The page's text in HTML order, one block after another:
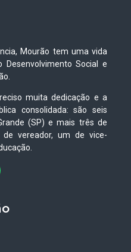
Mourão tem uma vida
Social e
muita dedicação e a
consolidada: são seis
(SP) e mais três de
vereador, um de vice-